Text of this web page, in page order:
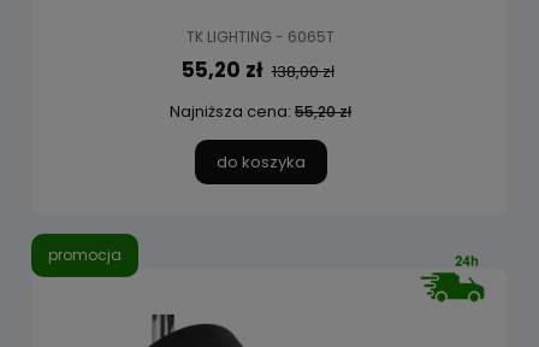
TK LIGHTING - 6065T
55,20 zł 138,00 zł
Najniższa cena: 55,20 zł
do koszyka
promocja